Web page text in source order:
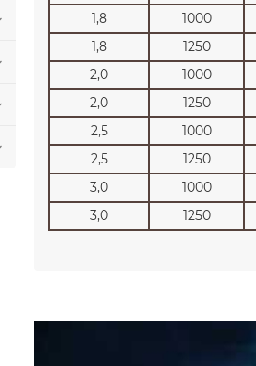
1,8
1000
1,8
1250
2,0
1000
2,0
1250
2,5
1000
2,5
1250
3,0
1000
3,0
1250